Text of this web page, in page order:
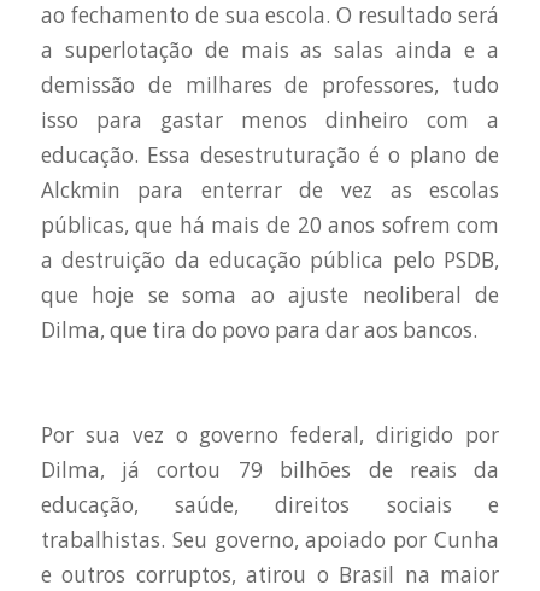
ao fechamento de sua escola. O resultado será
a superlotação de mais as salas ainda e a
demissão de milhares de professores, tudo
isso para gastar menos dinheiro com a
educação. Essa desestruturação é o plano de
Alckmin para enterrar de vez as escolas
públicas, que há mais de 20 anos sofrem com
a destruição da educação pública pelo PSDB,
que hoje se soma ao ajuste neoliberal de
Dilma, que tira do povo para dar aos bancos.
Por sua vez o governo federal, dirigido por
Dilma, já cortou 79 bilhões de reais da
educação, saúde, direitos sociais e
trabalhistas. Seu governo, apoiado por Cunha
e outros corruptos, atirou o Brasil na maior